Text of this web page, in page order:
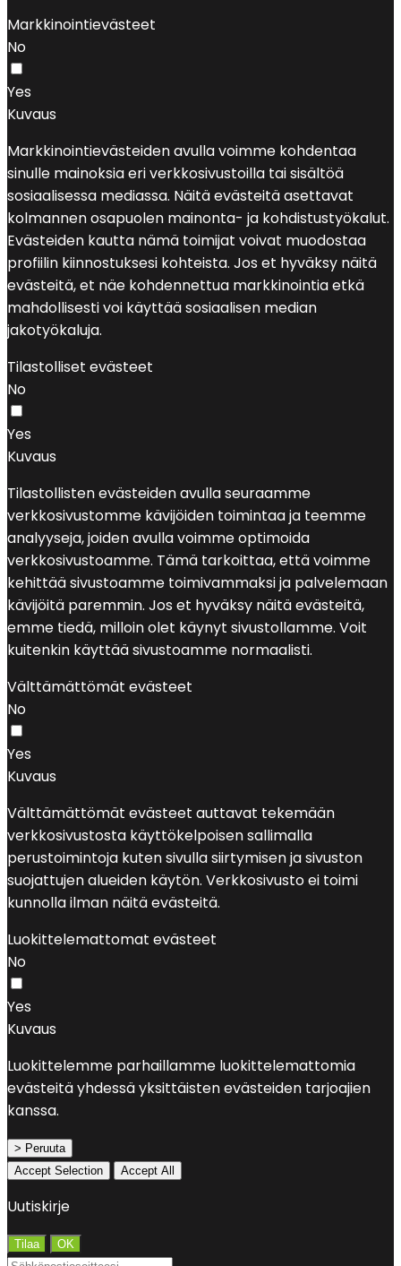
Markkinointievästeet
No
Yes
Kuvaus
Markkinointievästeiden avulla voimme kohdentaa
sinulle mainoksia eri verkkosivustoilla tai sisältöä
sosiaalisessa mediassa. Näitä evästeitä asettavat
kolmannen osapuolen mainonta- ja kohdistustyökalut.
Evästeiden kautta nämä toimijat voivat muodostaa
profiilin kiinnostuksesi kohteista. Jos et hyväksy näitä
evästeitä, et näe kohdennettua markkinointia etkä
mahdollisesti voi käyttää sosiaalisen median
jakotyökaluja.
Tilastolliset evästeet
No
Yes
Kuvaus
Tilastollisten evästeiden avulla seuraamme
verkkosivustomme kävijöiden toimintaa ja teemme
analyyseja, joiden avulla voimme optimoida
verkkosivustoamme. Tämä tarkoittaa, että voimme
kehittää sivustoamme toimivammaksi ja palvelemaan
kävijöitä paremmin. Jos et hyväksy näitä evästeitä,
emme tiedä, milloin olet käynyt sivustollamme. Voit
kuitenkin käyttää sivustoamme normaalisti.
Välttämättömät evästeet
No
Yes
Kuvaus
Välttämättömät evästeet auttavat tekemään
verkkosivustosta käyttökelpoisen sallimalla
perustoimintoja kuten sivulla siirtymisen ja sivuston
suojattujen alueiden käytön. Verkkosivusto ei toimi
kunnolla ilman näitä evästeitä.
Luokittelemattomat evästeet
No
Yes
Kuvaus
Luokittelemme parhaillamme luokittelemattomia
evästeitä yhdessä yksittäisten evästeiden tarjoajien
kanssa.
> Peruuta
Accept Selection
Accept All
Uutiskirje